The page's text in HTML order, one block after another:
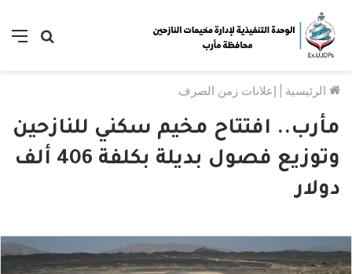
بحث
الرئيسية إعلانات زمن الصرف
مأرب.. افتتاح مخيم سكني للنازحين
وتوزيع فصول بديلة بكلفة 406 ألف
دولار